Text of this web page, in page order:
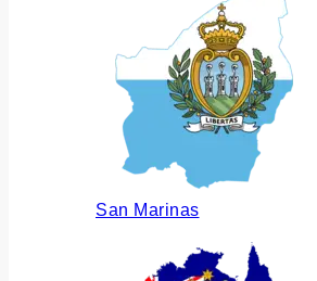
San Marinas